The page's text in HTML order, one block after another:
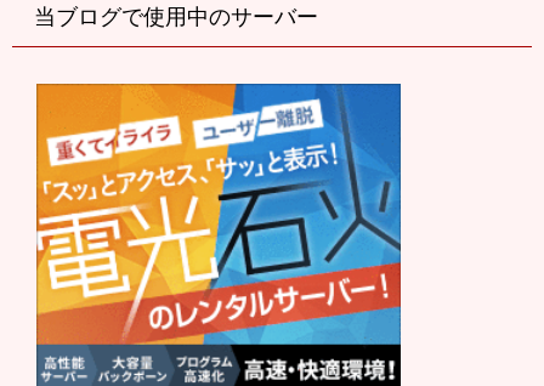
当ブログで使用中のサーバー